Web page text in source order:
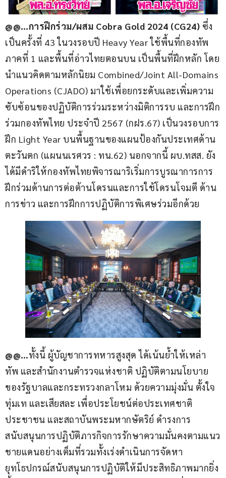
@@…การฝึกร่วม/ผสม Cobra Gold 2024 (CG24) ซึ่ง
เป็นครั้งที่ 43 ในวงรอบปี Heavy Year ใช้พื้นที่กองทัพ
ภาคที่ 1 และพื้นที่อ่าวไทยตอนบน เป็นพื้นที่ฝึกหลัก โดย
นำแนวคิดตามหลักนิยม Combined/Joint All-Domains
Operations (CJADO) มาใช้เพื่อยกระดับและเพิ่มความ
ซับซ้อนของปฏิบัติการร่วมระหว่างมิติการรบ และการฝึก
ร่วมกองทัพไทย ประจำปี 2567 (กฝร.67) เป็นวงรอบการ
ฝึก Light Year บนพื้นฐานของแผนป้องกันประเทศด้าน
ตะวันตก (แผนนเรศวร : ทน.62) นอกจากนี้ ผบ.ทสส. ยัง
ได้มีดำริให้กองทัพไทยพิจารณาริเริ่มการบูรณาการการ
ฝึกร่วมด้านการต่อต้านโดรนและการใช้โดรนโจมตี ด้าน
การข่าว และการฝึกการปฏิบัติการพิเศษร่วมอีกด้วย
@@…ทั้งนี้ ผู้บัญชาการทหารสูงสุด ได้เน้นย้ำให้เหล่า
ทัพ และสำนักงานตำรวจแห่งชาติ ปฏิบัติตามนโยบาย
ของรัฐบาลและกระทรวงกลาโหม ด้วยความมุ่งมั่น ตั้งใจ
ทุ่มเท และเสียสละ เพื่อประโยชน์ต่อประเทศชาติ
ประชาชน และสถาบันพระมหากษัตริย์ ดำรงการ
สนับสนุนการปฏิบัติภารกิจการรักษาความมั่นคงตามแนว
ชายแดนอย่างเต็มที่รวมทั้งเร่งดำเนินการจัดหา
ยุทโธปกรณ์สนับสนุนการปฏิบัติให้มีประสิทธิภาพมากยิ่ง